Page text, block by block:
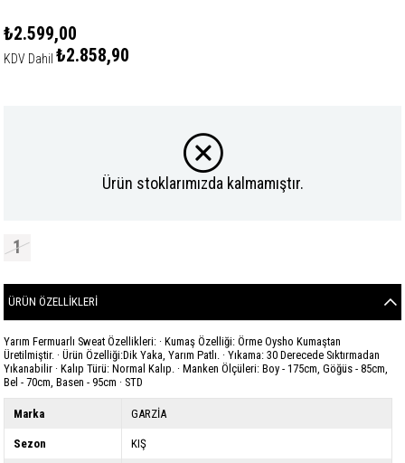
₺2.599,00
KDV Dahil ₺2.858,90
Ürün stoklarımızda kalmamıştır.
1
ÜRÜN ÖZELLIKLERI
Yarım Fermuarlı Sweat Özellikleri: · Kumaş Özelliği: Örme Oysho Kumaştan
Üretilmiştir. · Ürün Özelliği:Dik Yaka, Yarım Patlı. · Yıkama: 30 Derecede Sıktırmadan
Yıkanabilir · Kalıp Türü: Normal Kalıp. · Manken Ölçüleri: Boy - 175cm, Göğüs - 85cm,
Bel - 70cm, Basen - 95cm · STD
Marka GARZİA
Sezon KIŞ